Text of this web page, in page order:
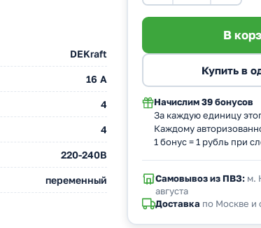
DEKraft
16 A
4
4
220-240В
переменный
Начислим 39 бонусов
За каждую единицу
Каждому
1 бонус = 1 рубль при
Самовывоз из ПВЗ:м.
августа
Доставка по Москве и